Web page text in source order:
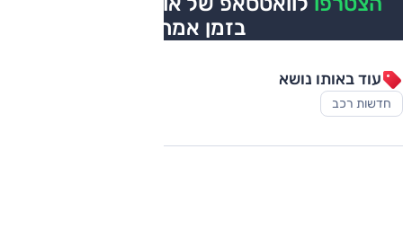
בזמן אמת
עוד באותו נושא
חדשות רכב